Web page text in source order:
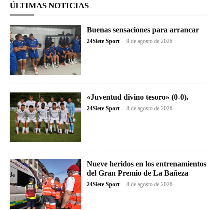
ÚLTIMAS NOTICIAS
Buenas sensaciones para arrancar
24Siete Sport - 9 de agosto de 2026
«Juventud divino tesoro» (0-0).
24Siete Sport - 8 de agosto de 2026
Nueve heridos en los entrenamientos
del Gran Premio de La Bañeza
24Siete Sport - 8 de agosto de 2026